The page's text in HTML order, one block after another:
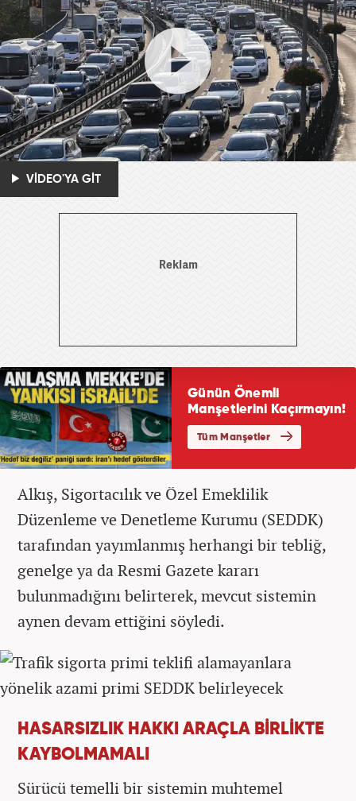
VİDEO'YA GİT
Alkış, Sigortacılık ve Özel Emeklilik
Düzenleme ve Denetleme Kurumu (SEDDK)
tarafından yayımlanmış herhangi bir tebliğ,
genelge ya da Resmi Gazete kararı
bulunmadığını belirterek, mevcut sistemin
aynen devam ettiğini söyledi.
HASARSIZLIK HAKKI ARAÇLA BİRLİKTE
KAYBOLMAMALI
Sürücü temelli bir sistemin muhtemel